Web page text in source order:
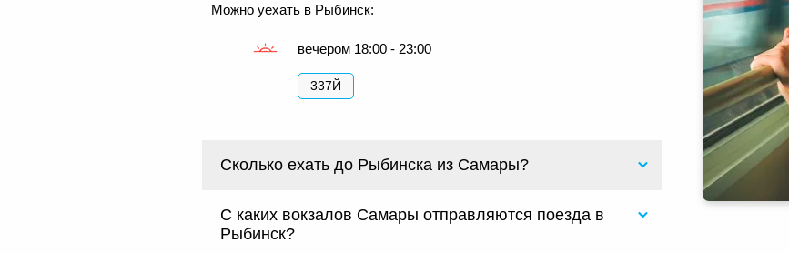
Можно уехать в Рыбинск:
вечером 18:00 - 23:00
337Й
Сколько ехать до Рыбинска из Самары?
С каких вокзалов Самары отправляются поезда в
Рыбинск?